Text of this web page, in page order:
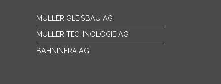
MÜLLER GLEISBAU AG
MÜLLER TECHNOLOGIE AG
BAHNINFRA AG